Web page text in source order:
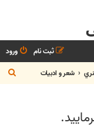
ورود
ثبت نام
شعر و ادبيات
ج
س